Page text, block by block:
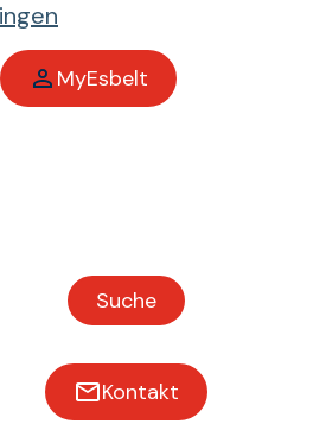
MyEsbelt
Suche
Kontakt
für die